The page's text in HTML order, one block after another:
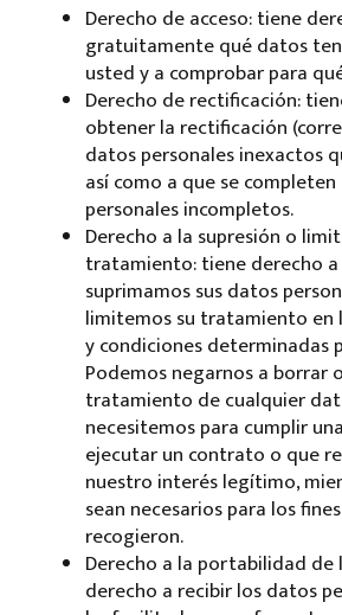
Derecho de acceso: tiene
gratuitamente qué datos
usted y a comprobar para
Derecho de rectificación:
obtener la rectificación
datos personales inexactos
así como a que se
personales incompletos.
Derecho a la supresión o
tratamiento: tiene derecho
suprimamos sus datos
limitemos su tratamiento en
y condiciones determinadas
Podemos negarnos a borrar
tratamiento de cualquier
necesitemos para cumplir
ejecutar un contrato o que
nuestro interés legítimo,
sean necesarios para los
recogieron.
Derecho a la portabilidad
derecho a recibir los datos